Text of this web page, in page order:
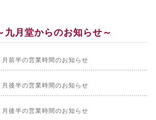
月堂からのお知らせ～
前半の営業時間のお知らせ
後半の営業時間のお知らせ
後半の営業時間のお知らせ